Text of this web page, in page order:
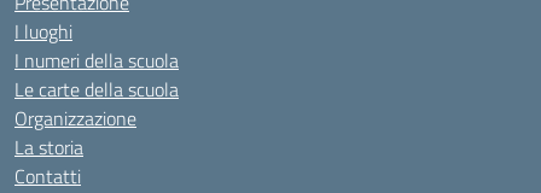
I luoghi
I numeri della scuola
Le carte della scuola
Organizzazione
La storia
Contatti